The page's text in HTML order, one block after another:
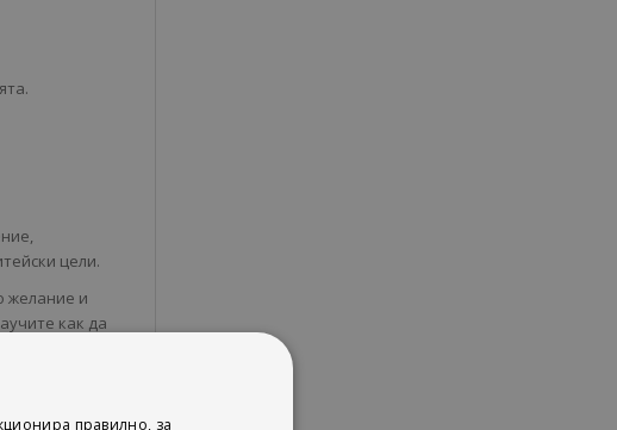
цели.
желание и
как да
докосне доправилно, за